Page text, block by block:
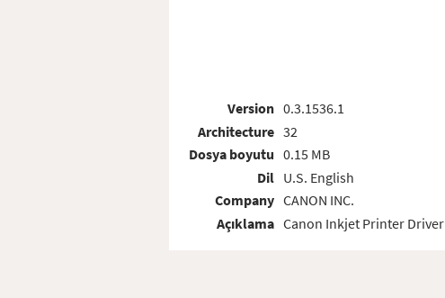
Version
Architecture
Dosya boyutu
Dil
Company
Açıklama
0.3.1536.1
32
0.15 MB
U.S. English
CANON INC.
Canon Inkjet Printer Driver